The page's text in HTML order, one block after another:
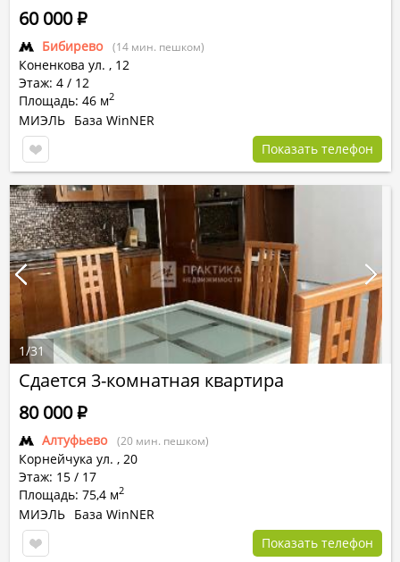
Бибирево (14 мин. пешком)
Коненкова ул. , 12
Этаж: 4 / 12
Площадь: 46 м2
60 000Р
МИЭЛЬ База WinNER
Показать телефон
Сдается 3-комнатная квартира
Алтуфьево (20 мин. пешком)
Корнейчука ул. , 20
Этаж: 15 / 17
Площадь: 75,4 м2
80 000Р
МИЭЛЬ База WinNER
Показать телефон
1/31